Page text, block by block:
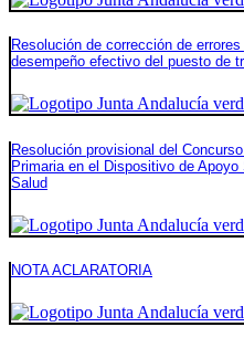
Resolución de corrección de
desempeño efectivo del puesto de
Resolución provisional del
Primaria en el Dispositivo de
Salud
NOTA ACLARATORIA